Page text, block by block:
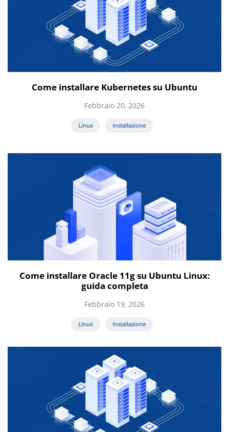
Come installare Kubernetes su Ubuntu
Febbraio 20, 2026
Linux Installazione
Come installare Oracle 11g su Ubuntu Linux:
guida completa
Febbraio 19, 2026
Linux Installazione